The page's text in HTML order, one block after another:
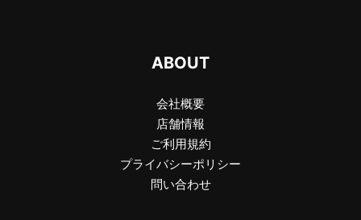
ABOUT
会社概要
店舗情報
ご利用規約
プライバシーポリシー
問い合わせ